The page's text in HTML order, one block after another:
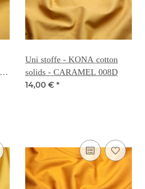
Uni stoffe - KONA cotton
solids - CARAMEL 008D
14,00 € *